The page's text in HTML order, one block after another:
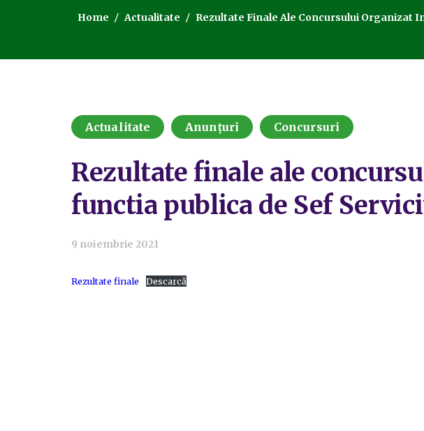
Home Actualitate Rezultate Finale Ale Concursului Organizat
Actualitate Anunțuri Concursuri
Rezultate finale ale
functia publica de Sef
9 noiembrie 2021
Rezultate finale Descarcă